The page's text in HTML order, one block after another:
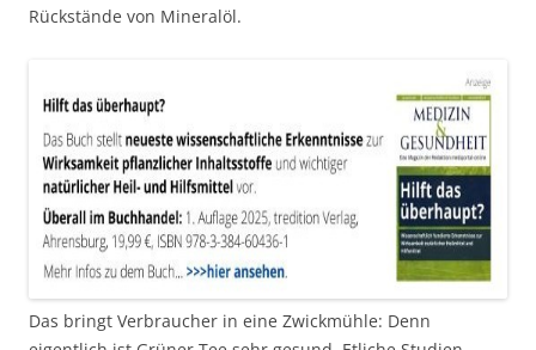
Rückstände von Mineralöl.
Das bringt Verbraucher in eine Zwickmühle: Denn